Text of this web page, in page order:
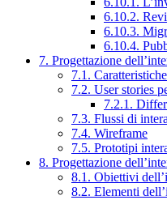
6.10.2.
6.10.3.
6.10.4.
7. Progettazione
7.1.
7.2. User stories
7.2.1.
7.3. Flussi di
7.4. Wireframe
7.5. Prototipi
8. Progettazione
8.1. Obiettivi
8.2. Elementi